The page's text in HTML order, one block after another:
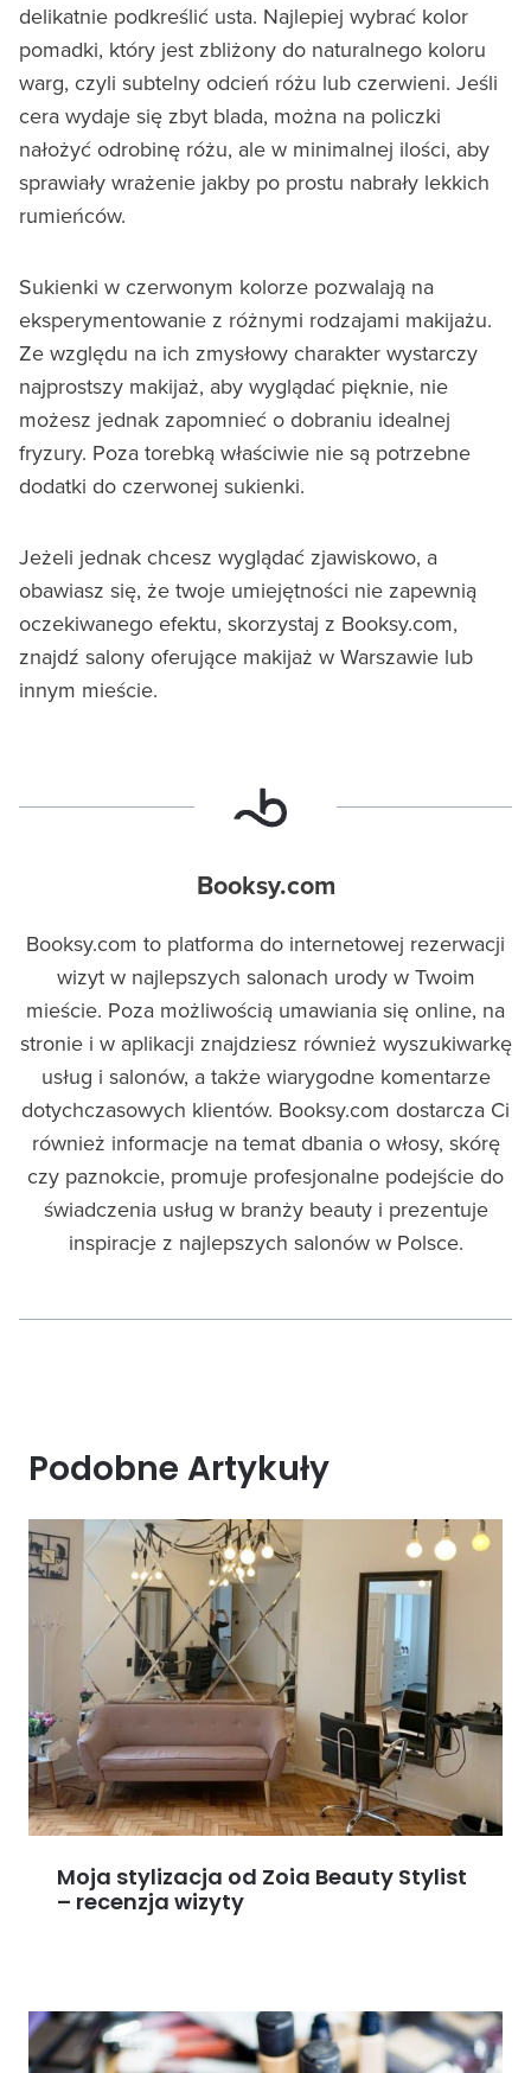
delikatnie podkreślić usta. Najlepiej wybrać kolor
pomadki, który jest zbliżony do naturalnego koloru
warg, czyli subtelny odcień różu lub czerwieni. Jeśli
cera wydaje się zbyt blada, można na policzki
nałożyć odrobinę różu, ale w minimalnej ilości, aby
sprawiały wrażenie jakby po prostu nabrały lekkich
rumieńców.
Sukienki w czerwonym kolorze pozwalają na
eksperymentowanie z różnymi rodzajami makijażu.
Ze względu na ich zmysłowy charakter wystarczy
najprostszy makijaż, aby wyglądać pięknie, nie
możesz jednak zapomnieć o dobraniu idealnej
fryzury. Poza torebką właściwie nie są potrzebne
dodatki do czerwonej sukienki.
Jeżeli jednak chcesz wyglądać zjawiskowo, a
obawiasz się, że twoje umiejętności nie zapewnią
oczekiwanego efektu, skorzystaj z Booksy.com,
znajdź salony oferujące makijaż w Warszawie lub
innym mieście.
Booksy.com
Booksy.com to platforma do internetowej rezerwacji
wizyt w najlepszych salonach urody w Twoim
mieście. Poza możliwością umawiania się online, na
stronie i w aplikacji znajdziesz również wyszukiwarkę
usług i salonów, a także wiarygodne komentarze
dotychczasowych klientów. Booksy.com dostarcza Ci
również informacje na temat dbania o włosy, skórę
czy paznokcie, promuje profesjonalne podejście do
świadczenia usług w branży beauty i prezentuje
inspiracje z najlepszych salonów w Polsce.
Podobne Artykuły
Moja stylizacja od Zoia Beauty Stylist
– recenzja wizyty